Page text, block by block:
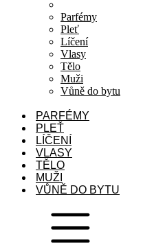
Parfémy
Pleť
Líčení
Vlasy
Tělo
Muži
Vůně do bytu
PARFÉMY
PLEŤ
LÍČENÍ
VLASY
TĚLO
MUŽI
VŮNĚ DO BYTU